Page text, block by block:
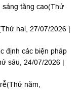
tăng cao(Thứ
hai, 27/07/2026 |
định các biện pháp
sáu, 24/07/2026 |
(Thứ năm,